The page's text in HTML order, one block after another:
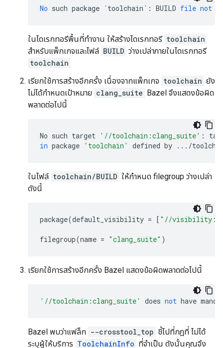
No such package `toolchain` : BUILD file not
ในไดเรกทอรีพื้นที่ทำงาน ให้สร้างไดเรกทอรี toolchain
สำหรับแพ็กเกจและไฟล์ BUILD ว่างเปล่าภายในไดเรกทอรี
toolchain
เรียกใช้การสร้างอีกครั้ง เนื่องจากแพ็กเกจ toolchain ยัง
ไม่ได้กำหนดเป้าหมาย clang_suite Bazel จึงแสดงข้อผิด
พลาดต่อไปนี้
No such target '//toolchain:clang_suite' :
in package 'toolchain' defined by .../
ในไฟล์ toolchain/BUILD ให้กำหนด filegroup ว่างเปล่า
ดังนี้
package(default_visibility = [ "//
filegroup(name = "clang_suite" )
เรียกใช้การสร้างอีกครั้ง Bazel แสดงข้อผิดพลาดต่อไปนี้
'//toolchain:clang_suite' does not have
Bazel พบว่าแฟล็ก --crosstool_top ชี้ไปที่กฎที่ ไม่ได้
ระบุผู้ให้บริการ ToolchainInfo ที่จำเป็น ดังนั้นคุณจึง